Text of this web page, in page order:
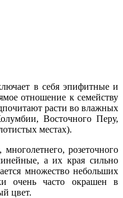
в себя эпифитные и
отношение к семейству
расти во влажных
Восточного Перу,
местах).
розеточного
а их края сильно
множество небольших
очень часто окрашен в
цвет.